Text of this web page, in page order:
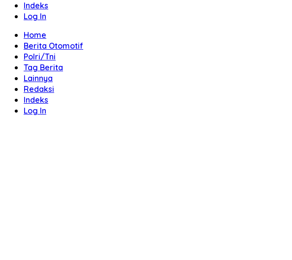
Indeks
Log In
Home
Berita Otomotif
Polri/Tni
Tag Berita
Lainnya
Redaksi
Indeks
Log In